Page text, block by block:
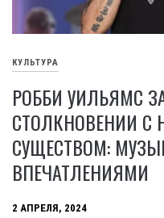
КУЛЬТУРА
РОББИ УИЛЬЯМС
СТОЛКНОВЕНИИ С
СУЩЕСТВОМ:
ВПЕЧАТЛЕНИЯМИ
2 АПРЕЛЯ, 2024